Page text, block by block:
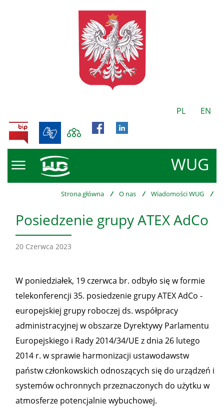
PL EN
WUG
BIP
Strona główna / O nas / Wiadomości WUG /
Posiedzenie grupy ATEX AdCo
20 Czerwca 2023
W poniedziałek, 19 czerwca br. odbyło się w formie
telekonferencji 35. posiedzenie grupy ATEX AdCo -
europejskiej grupy roboczej ds. współpracy
administracyjnej w obszarze Dyrektywy Parlamentu
Europejskiego i Rady 2014/34/UE z dnia 26 lutego
2014 r. w sprawie harmonizacji ustawodawstw
państw członkowskich odnoszących się do urządzeń i
systemów ochronnych przeznaczonych do użytku w
atmosferze potencjalnie wybuchowej.